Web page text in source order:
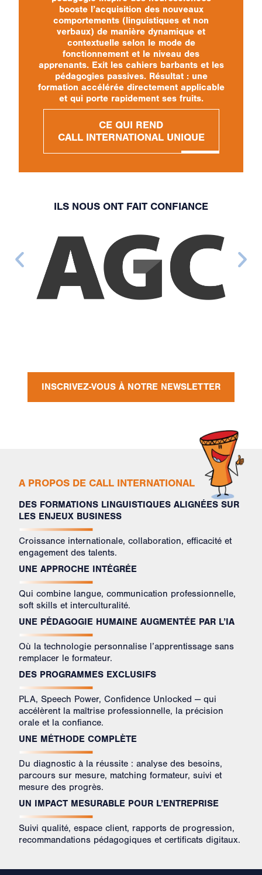
booste l’acquisition des nouveaux
comportements (linguistiques et non
verbaux) de manière dynamique et
contextuelle selon le mode de
fonctionnement et le niveau des
apprenants. Exit les cahiers barbants et les
pédagogies passives. Résultat : une
formation accélérée directement applicable
et qui porte rapidement ses fruits.
CE QUI REND
CALL INTERNATIONAL UNIQUE
ILS NOUS ONT FAIT CONFIANCE
INSCRIVEZ-VOUS À NOTRE NEWSLETTER
A PROPOS DE CALL INTERNATIONAL
DES FORMATIONS LINGUISTIQUES ALIGNÉES SUR
LES ENJEUX BUSINESS
Croissance internationale, collaboration, efficacité et
engagement des talents.
UNE APPROCHE INTÉGRÉE
Qui combine langue, communication professionnelle,
soft skills et interculturalité.
UNE PÉDAGOGIE HUMAINE AUGMENTÉE PAR L’IA
Où la technologie personnalise l’apprentissage sans
remplacer le formateur. ​
DES PROGRAMMES EXCLUSIFS
PLA, Speech Power, Confidence Unlocked — qui
accélèrent la maîtrise professionnelle, la précision
orale et la confiance.
UNE MÉTHODE COMPLÈTE
Du diagnostic à la réussite : analyse des besoins,
parcours sur mesure, matching formateur, suivi et
mesure des progrès.
UN IMPACT MESURABLE POUR L’ENTREPRISE
Suivi qualité, espace client, rapports de progression,
recommandations pédagogiques et certificats digitaux.